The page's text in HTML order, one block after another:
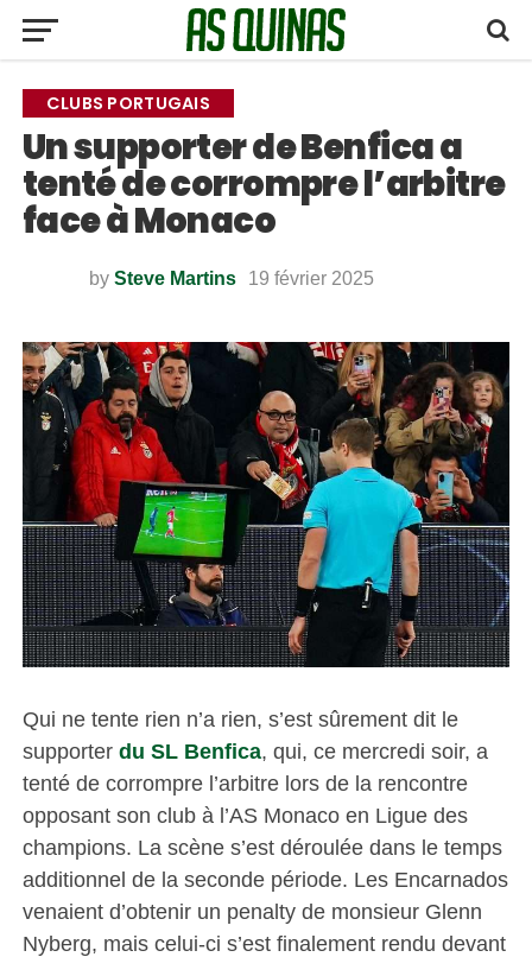
CLUBS PORTUGAIS
Un supporter de Benfica a
tenté de corrompre l’arbitre
face à Monaco
by Steve Martins 19 février 2025
Qui ne tente rien n’a rien, s’est sûrement dit le
supporter du SL Benfica, qui, ce mercredi soir, a
tenté de corrompre l’arbitre lors de la rencontre
opposant son club à l’AS Monaco en Ligue des
champions. La scène s’est déroulée dans le temps
additionnel de la seconde période. Les Encarnados
venaient d’obtenir un penalty de monsieur Glenn
Nyberg, mais celui-ci s’est finalement rendu devant